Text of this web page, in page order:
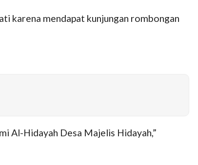
karena mendapat kunjungan rombongan
Al-Hidayah Desa Majelis Hidayah,”